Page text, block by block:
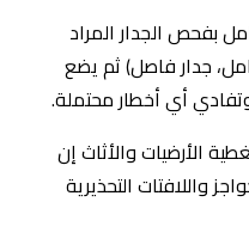
بفحص الجدار المراد
جدار فاصل) ثم يضع
أي أخطار محتملة.
الأرضيات والأثاث إن
واللافتات التحذيرية